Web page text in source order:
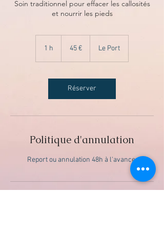
Soin traditionnel pour effacer les callosités
et nourrir les pieds
1 h 45 € Le Port
Réserver
Politique d'annulation
Report ou annulation 48h à l'avance.